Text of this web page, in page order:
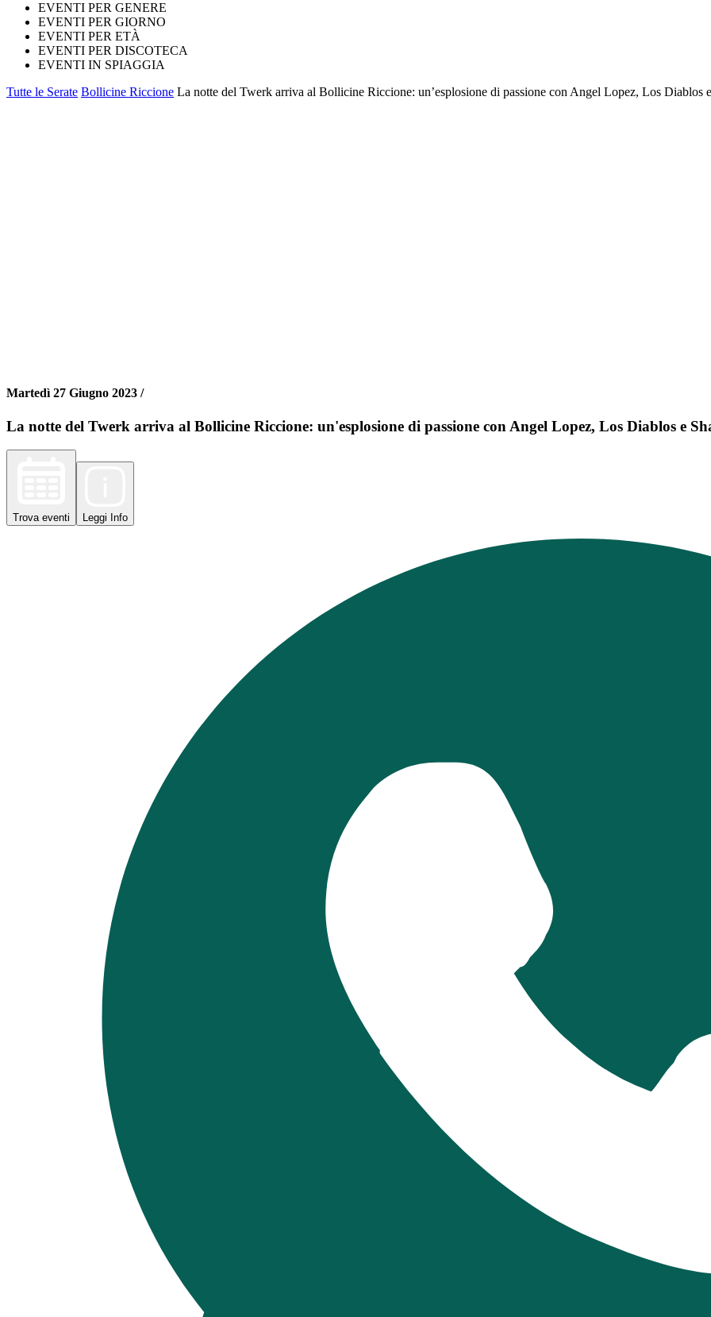
EVENTI PER GENERE
EVENTI PER GIORNO
EVENTI PER ETÀ
EVENTI PER DISCOTECA
EVENTI IN SPIAGGIA
Tutte le Serate Bollicine Riccione La notte del Twerk arriva al Bollicine Riccione: un’esplosione di passione con Angel Lopez, Los Diablos
Martedì 27 Giugno 2023 /
La notte del Twerk arriva al Bollicine Riccione: un'esplosione di passione con Angel Lopez, Los Diablos e
Trova eventi Leggi Info